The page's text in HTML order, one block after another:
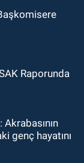
Raporunda
genç hayatını